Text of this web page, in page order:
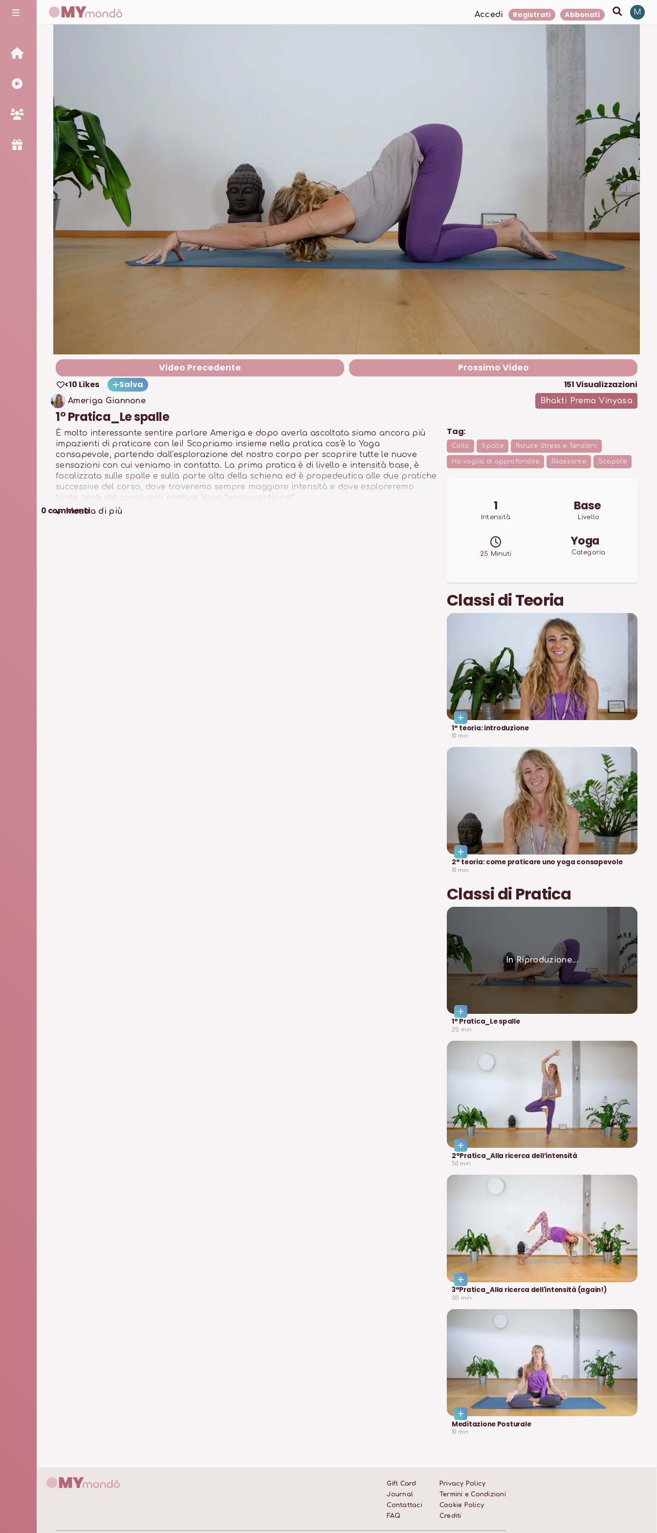
Accedi Registrati Abbonati M
Video Precedente Prossimo Video
<10 Likes Salva 151Visualizzazioni
Ameriga Giannone Bhakti Prema Vinyasa
1° Pratica_Le spalle
È molto interessante sentire parlare Ameriga e dopo averla ascoltata siamo ancora più
impazienti di praticare con lei! Scopriamo insieme nella pratica cos'è lo Yoga
consapevole, partendo dall'esplorazione del nostro corpo per scoprire tutte le nuove
sensazioni con cui veniamo in contatto. La prima pratica è di livello e intensità base, è
focalizzata sulle spalle e sulla parte alta della schiena ed è propedeutica alle due pratiche
successive del corso, dove troveremo sempre maggiore intensità e dove esploreremo
tante parti del corpo con posture Yoga "unconventional".
Mostra di più
0 commenti
Tag:
Collo Spalle Riduce Stress e Tensioni
Ho voglia di approfondire Rilassante Scapole
1
Intensità
Base
Livello
25 Minuti
Yoga
Categoria
Classi di Teoria
1° teoria: introduzione
10 min
2° teoria: come praticare uno yoga consapevole
10 min
Classi di Pratica
In Riproduzione...
1° Pratica_Le spalle
25 min
2°Pratica_Alla ricerca dell’intensità
50 min
3°Pratica_Alla ricerca dell'intensità (again!)
35 min
Meditazione Posturale
10 min
Gift Card
Journal
Contattaci
FAQ
Privacy Policy
Termini e Condizioni
Cookie Policy
Crediti